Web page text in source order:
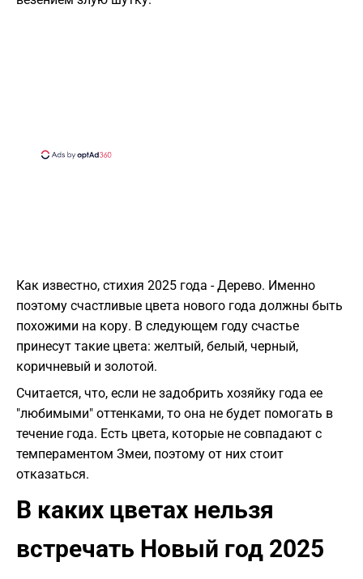
Как известно, стихия 2025 года - Дерево. Именно
поэтому счастливые цвета нового года должны быть
похожими на кору. В следующем году счастье
принесут такие цвета: желтый, белый, черный,
коричневый и золотой.
Считается, что, если не задобрить хозяйку года ее
"любимыми" оттенками, то она не будет помогать в
течение года. Есть цвета, которые не совпадают с
темпераментом Змеи, поэтому от них стоит
отказаться.
В каких цветах нельзя
встречать Новый год 2025